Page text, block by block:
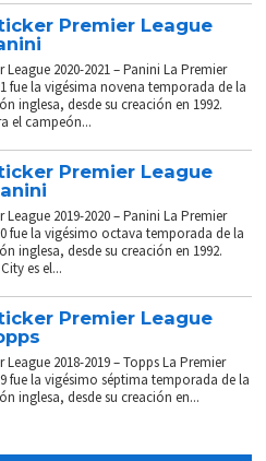
Premier League
League 2020-2021 – Panini La Premier
fue la vigésima novena temporada de la
inglesa, desde su creación en 1992.
el campeón...
Premier League
League 2019-2020 – Panini La Premier
fue la vigésimo octava temporada de la
inglesa, desde su creación en 1992.
es el...
Premier League
League 2018-2019 – Topps La Premier
fue la vigésimo séptima temporada de la
inglesa, desde su creación en...